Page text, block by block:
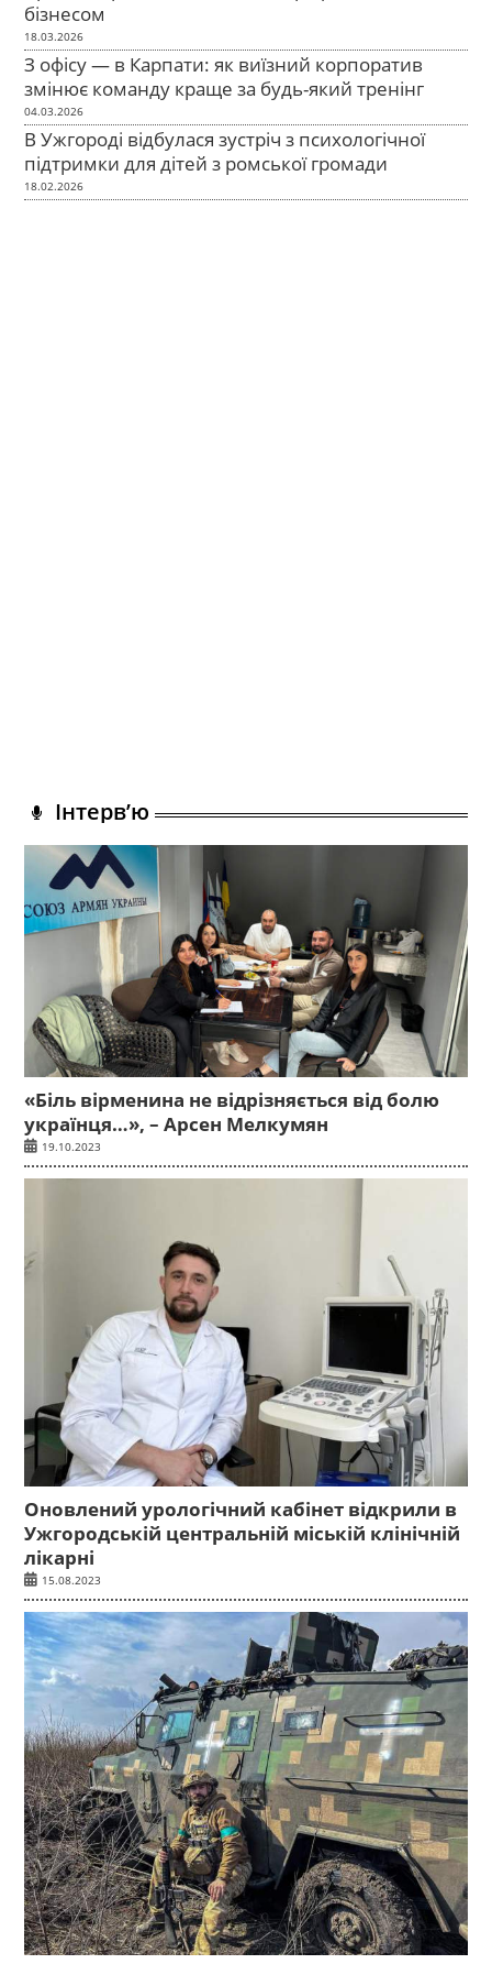
бізнесом
18.03.2026
З офісу — в Карпати: як виїзний корпоратив
змінює команду краще за будь-який тренінг
04.03.2026
В Ужгороді відбулася зустріч з психологічної
підтримки для дітей з ромської громади
18.02.2026
Інтерв’ю
«Біль вірменина не відрізняється від болю
українця…», – Арсен Мелкумян
19.10.2023
Оновлений урологічний кабінет відкрили в
Ужгородській центральній міській клінічній
лікарні
15.08.2023